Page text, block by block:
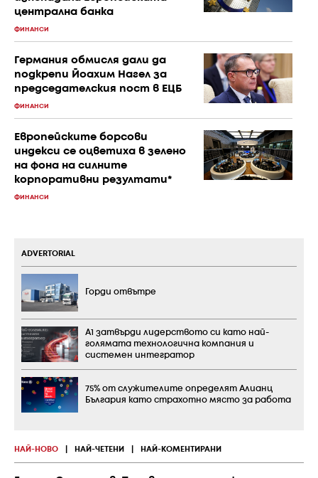
централна банка
ФИНАНСИ
Германия обмисля дали да
подкрепи Йоахим Нагел за
председателския пост в ЕЦБ
ФИНАНСИ
Европейските борсови
индекси се оцветиха в зелено
на фона на силните
корпоративни резултати*
ФИНАНСИ
НАЙ-НОВО НАЙ-ЧЕТЕНИ НАЙ-КОМЕНТИРАНИ
ADVERTORIAL
Горди отвътре
А1 затвърди лидерството си като най-
голямата технологична компания и
системен интегратор
75% от служителите определят Алианц
България като страхотно място за работа